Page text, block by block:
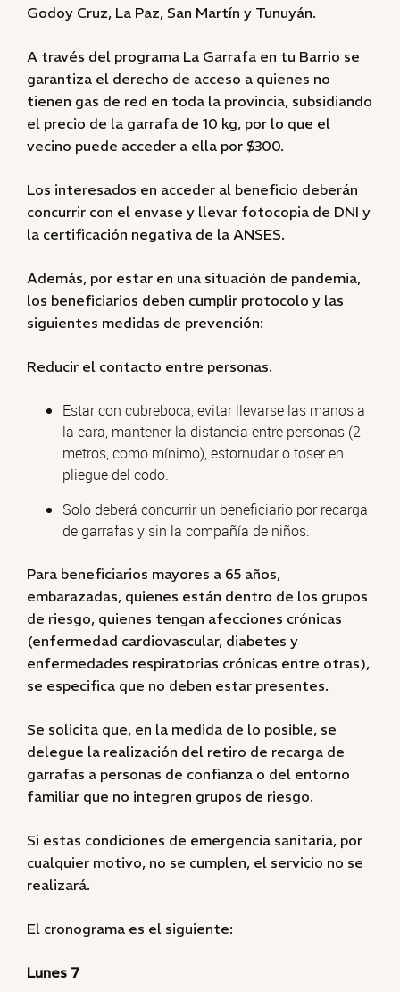
Godoy Cruz, La Paz, San Martín y Tunuyán.
A través del programa La Garrafa en tu Barrio se
garantiza el derecho de acceso a quienes no
tienen gas de red en toda la provincia, subsidiando
el precio de la garrafa de 10 kg, por lo que el
vecino puede acceder a ella por $300.
Los interesados en acceder al beneficio deberán
concurrir con el envase y llevar fotocopia de DNI y
la certificación negativa de la ANSES.
Además, por estar en una situación de pandemia,
los beneficiarios deben cumplir protocolo y las
siguientes medidas de prevención:
Reducir el contacto entre personas.
Estar con cubreboca, evitar llevarse las manos a
la cara, mantener la distancia entre personas (2
metros, como mínimo), estornudar o toser en
pliegue del codo.
Solo deberá concurrir un beneficiario por recarga
de garrafas y sin la compañía de niños.
Para beneficiarios mayores a 65 años,
embarazadas, quienes están dentro de los grupos
de riesgo, quienes tengan afecciones crónicas
(enfermedad cardiovascular, diabetes y
enfermedades respiratorias crónicas entre otras),
se especifica que no deben estar presentes.
Se solicita que, en la medida de lo posible, se
delegue la realización del retiro de recarga de
garrafas a personas de confianza o del entorno
familiar que no integren grupos de riesgo.
Si estas condiciones de emergencia sanitaria, por
cualquier motivo, no se cumplen, el servicio no se
realizará.
El cronograma es el siguiente:
Lunes 7